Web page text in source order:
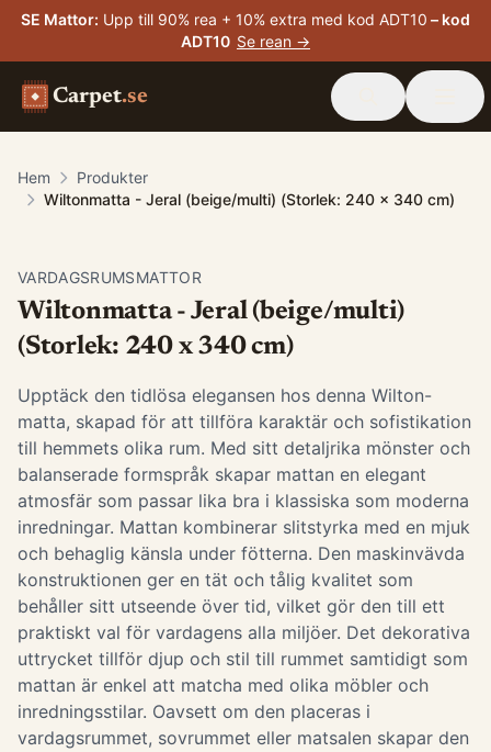
SE Mattor: Upp till 90% rea + 10% extra med kod ADT10 – kod
ADT10 Se rean →
Carpet.se
Hem
Produkter
Wiltonmatta - Jeral (beige/multi) (Storlek: 240 x 340 cm)
VARDAGSRUMSMATTOR
Wiltonmatta - Jeral (beige/multi)
(Storlek: 240 x 340 cm)
Upptäck den tidlösa elegansen hos denna Wilton-
matta, skapad för att tillföra karaktär och sofistikation
till hemmets olika rum. Med sitt detaljrika mönster och
balanserade formspråk skapar mattan en elegant
atmosfär som passar lika bra i klassiska som moderna
inredningar. Mattan kombinerar slitstyrka med en mjuk
och behaglig känsla under fötterna. Den maskinvävda
konstruktionen ger en tät och tålig kvalitet som
behåller sitt utseende över tid, vilket gör den till ett
praktiskt val för vardagens alla miljöer. Det dekorativa
uttrycket tillför djup och stil till rummet samtidigt som
mattan är enkel att matcha med olika möbler och
inredningsstilar. Oavsett om den placeras i
vardagsrummet, sovrummet eller matsalen skapar den